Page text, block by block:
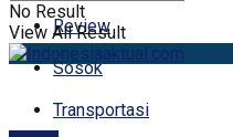
Review
Sosok
Transportasi
No Result
View All Result